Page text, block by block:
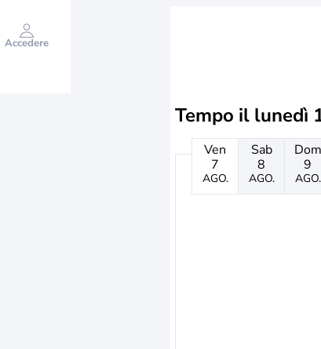
Accedere
Tempo il lunedì
Ven
7
AGO.
Sab
8
AGO.
Dom
9
AGO.